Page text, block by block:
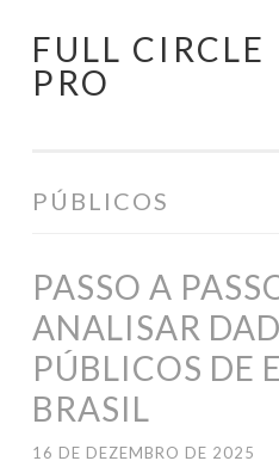
Pular
para
FULL CIRCLE
PRO
PÚBLICOS
PASSO A
ANALISAR
PÚBLICOS DE
BRASIL
16 DE DEZEMBRO DE 2025